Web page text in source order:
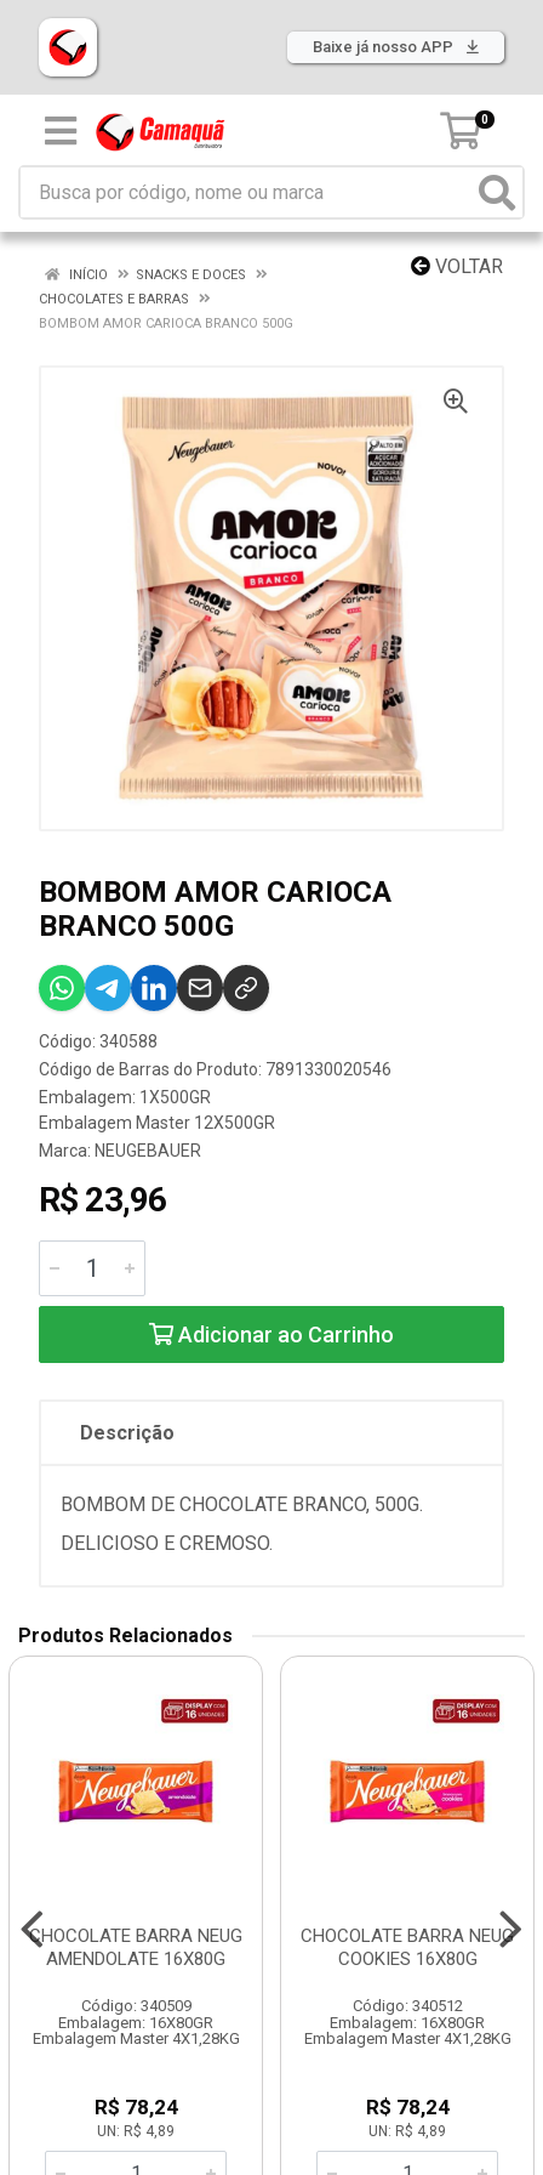
Baixe já nosso APP
0
VOLTAR
INÍCIO
SNACKS E DOCES
CHOCOLATES E BARRAS
BOMBOM AMOR CARIOCA BRANCO 500G
BOMBOM AMOR CARIOCA
BRANCO 500G
Código: 340588
Código de Barras do Produto: 7891330020546
Embalagem: 1X500GR
Embalagem Master 12X500GR
Marca: NEUGEBAUER
R$ 23,96
Adicionar ao Carrinho
Descrição
BOMBOM DE CHOCOLATE BRANCO, 500G.
DELICIOSO E CREMOSO.
Produtos Relacionados
CHOCOLATE BARRA NEUG
AMENDOLATE 16X80G
Código: 340509
Embalagem: 16X80GR
Embalagem Master 4X1,28KG
R$ 78,24
UN: R$ 4,89
CHOCOLATE BARRA NEUG
COOKIES 16X80G
Código: 340512
Embalagem: 16X80GR
Embalagem Master 4X1,28KG
R$ 78,24
UN: R$ 4,89